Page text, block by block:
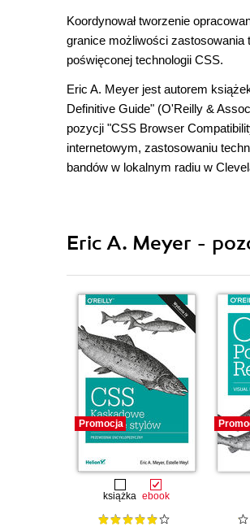
Koordynował tworzenie
granice możliwości zastosowania
poświęconej technologii CSS.
Eric A. Meyer jest autorem
Definitive Guide" (O'Reilly &
pozycji "CSS Browser
internetowym, zastosowaniu
bandów w lokalnym radiu w
Eric A. Meyer -
Promocja
książka ebook